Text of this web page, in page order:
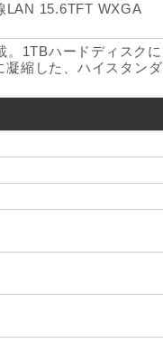
LAN 15.6TFT WXGA
。1TBハードディスクに
凝縮した、ハイスタンダ